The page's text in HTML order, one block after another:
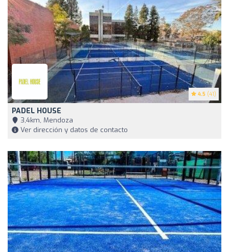
4.5 (41)
PADEL HOUSE
3,4km, Mendoza
Ver dirección y datos de contacto